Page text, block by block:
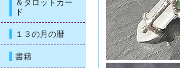
＆タロットカー
ド
１３の月の暦
書籍